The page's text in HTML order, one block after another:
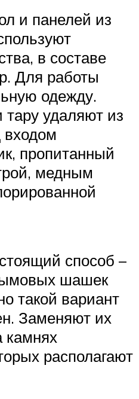
и панелей из
в составе
Для работы
одежду.
тару удаляют из
пропитанный
медным
способ –
шашек
такой вариант
Заменяют их
камнях
располагают